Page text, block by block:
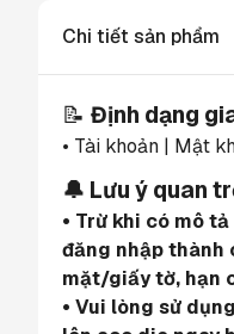
Chi tiết sản phẩm
📝 Định dạng
• Tài khoản | Mật
🔔 Lưu ý quan
• Trừ khi có mô
đăng nhập thành
mặt/giấy tờ, hạn
• Vui lòng sử